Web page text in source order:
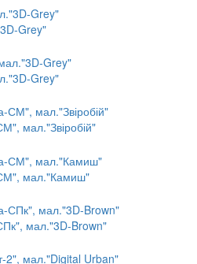
Grey"
Grey"
мал."Звіробій"
СМ", мал."Камиш"
мал."3D-Brown"